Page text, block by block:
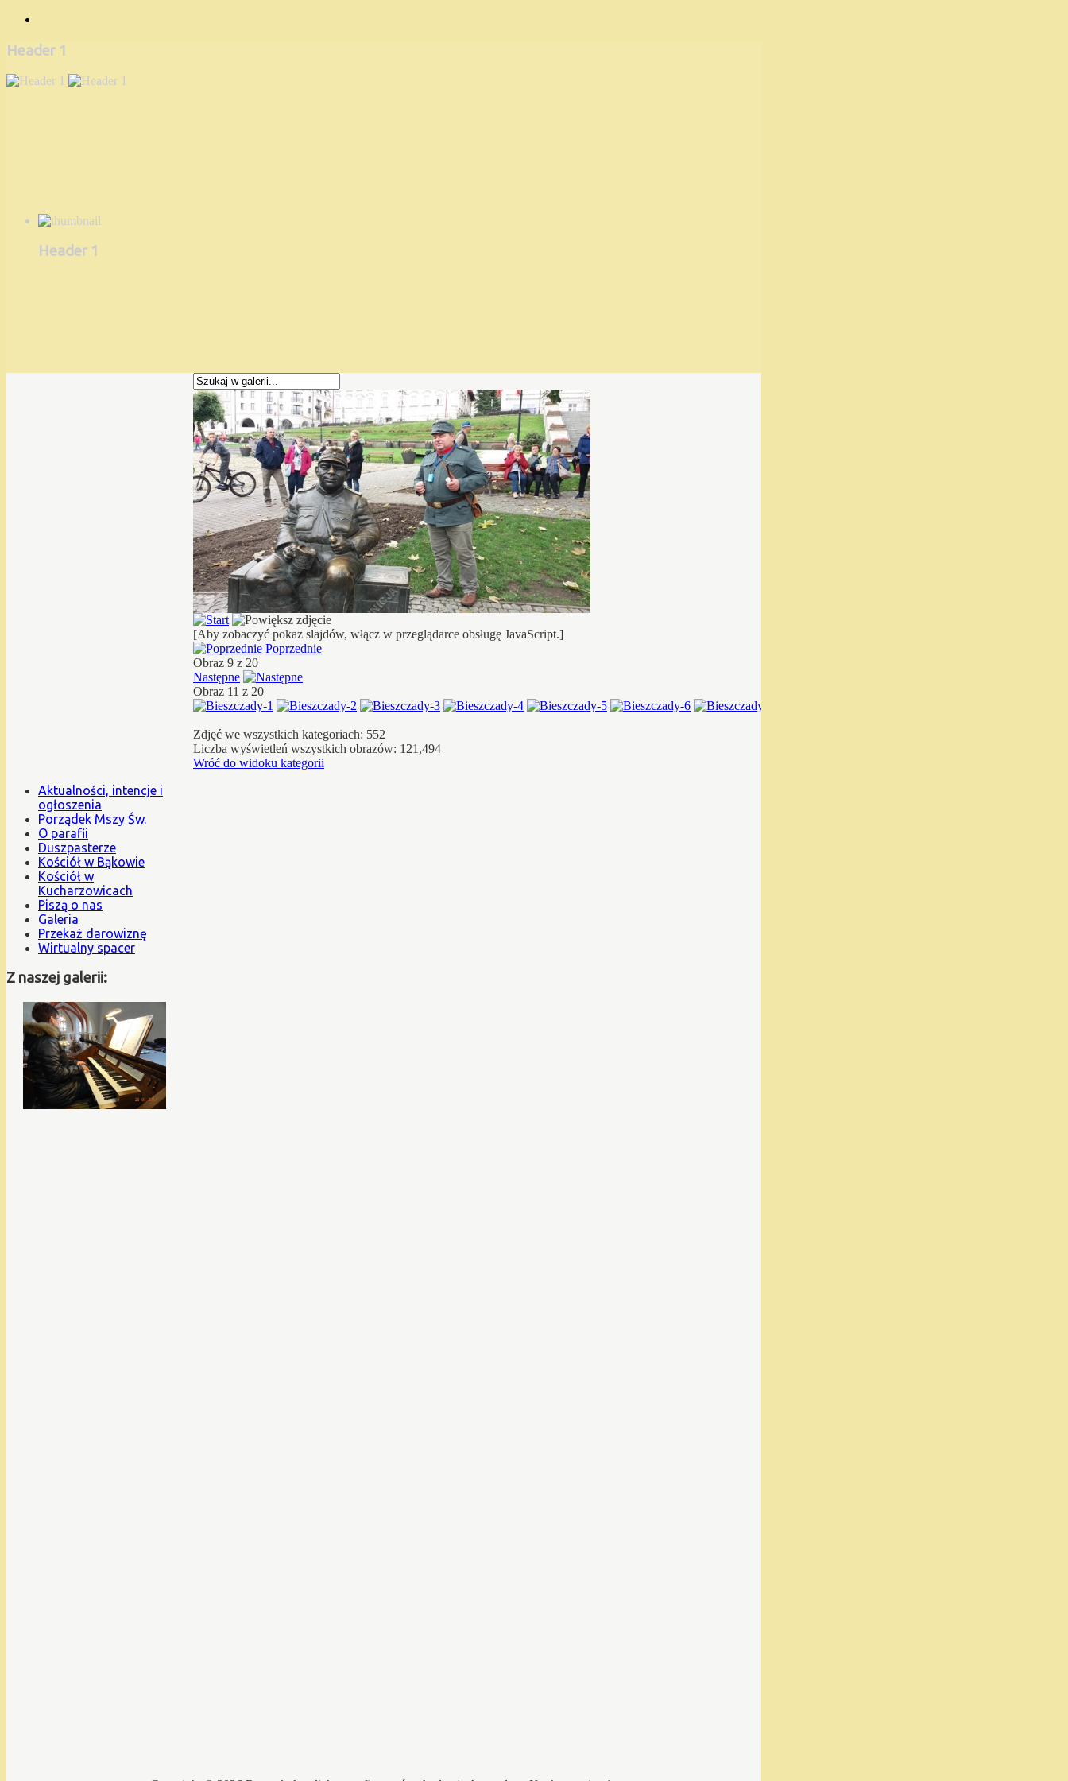
Header 1
Header 1
[Aby zobaczyć pokaz slajdów, włącz w przeglądarce obsługę JavaScript.]
Poprzednie
Obraz 9 z 20
Następne
Obraz 11 z 20
Zdjęć we wszystkich kategoriach: 552
Liczba wyświetleń wszystkich obrazów: 121,494
Wróć do widoku kategorii
Aktualności, intencje i
ogłoszenia
Porządek Mszy Św.
O parafii
Duszpasterze
Kościół w Bąkowie
Kościół w
Kucharzowicach
Piszą o nas
Galeria
Przekaż darowiznę
Wirtualny spacer
Z naszej galerii: